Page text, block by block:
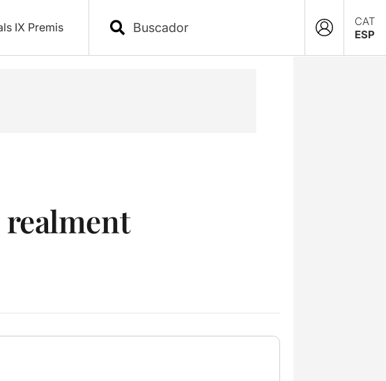
IX Premis
CAT
ESP
realment